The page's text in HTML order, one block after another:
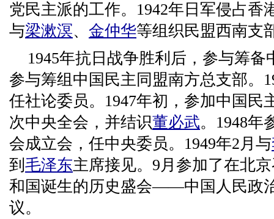
党民主派的工作。1942年日军侵占香
与梁漱溟、 金仲华等组织民盟西南支
1945年抗日战争胜利后，参与筹
参与筹组中国民主同盟南方总支部。
任社论委员。1947年初，参加中国民
次中央全会，并结识董必武。1948年
会成立会，任中央委员。1949年2月与
到 毛泽东主席接见。9月参加了在北
和国诞生的历史盛会——中国人民政
议。